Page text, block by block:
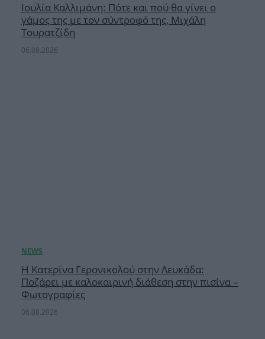
Ιουλία Καλλιμάνη: Πότε και πού θα γίνει ο
γάμος της με τον σύντροφό της, Μιχάλη
Τουρατζίδη
06.08.2026
Η Κατερίνα Γερονικολού στην Λευκάδα:
Ποζάρει με καλοκαιρινή διάθεση στην πισίνα –
Φωτογραφίες
06.08.2026